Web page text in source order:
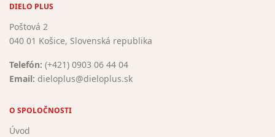
DIELO PLUS
Poštová 2
040 01 Košice, Slovenská republika
Telefón: (+421) 0903 06 44 04
Email: dieloplus@dieloplus.sk
O SPOLOČNOSTI
Úvod